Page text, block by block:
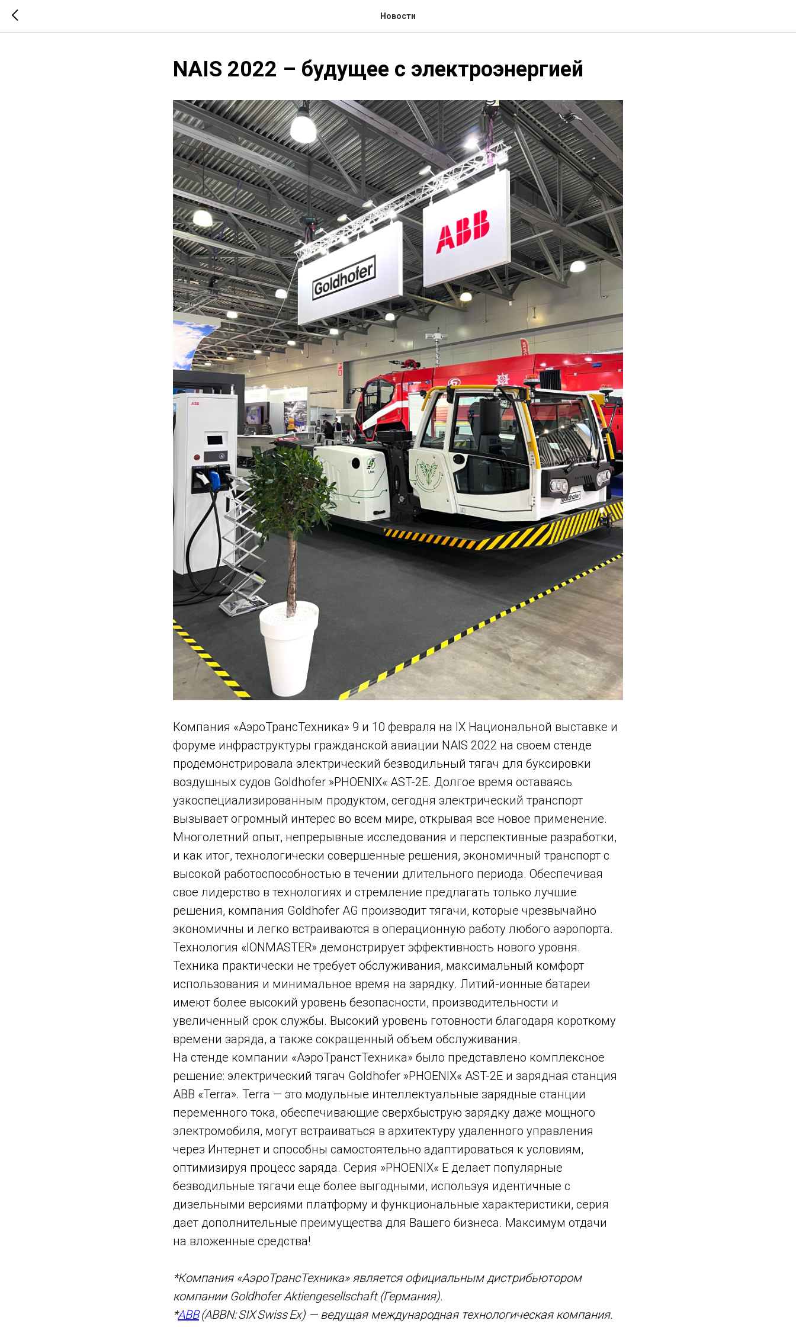
Новости
NAIS 2022 – будущее с электроэнергией
Компания «АэроТрансТехника» 9 и 10 февраля на IX Национальной выставке и
форуме инфраструктуры гражданской авиации NAIS 2022 на своем стенде
продемонстрировала электрический безводильный тягач для буксировки
воздушных судов Goldhofer »PHOENIX« AST-2E. Долгое время оставаясь
узкоспециализированным продуктом, сегодня электрический транспорт
вызывает огромный интерес во всем мире, открывая все новое применение.
Многолетний опыт, непрерывные исследования и перспективные разработки,
и как итог, технологически совершенные решения, экономичный транспорт с
высокой работоспособностью в течении длительного периода. Обеспечивая
свое лидерство в технологиях и стремление предлагать только лучшие
решения, компания Goldhofer AG производит тягачи, которые чрезвычайно
экономичны и легко встраиваются в операционную работу любого аэропорта.
Технология «IONMASTER» демонстрирует эффективность нового уровня.
Техника практически не требует обслуживания, максимальный комфорт
использования и минимальное время на зарядку. Литий-ионные батареи
имеют более высокий уровень безопасности, производительности и
увеличенный срок службы. Высокий уровень готовности благодаря короткому
времени заряда, а также сокращенный объем обслуживания.
На стенде компании «АэроТранстТехника» было представлено комплексное
решение: электрический тягач Goldhofer »PHOENIX« AST-2E и зарядная станция
ABB «Terra». Terra — это модульные интеллектуальные зарядные станции
переменного тока, обеспечивающие сверхбыструю зарядку даже мощного
электромобиля, могут встраиваться в архитектуру удаленного управления
через Интернет и способны самостоятельно адаптироваться к условиям,
оптимизируя процесс заряда. Серия »PHOENIX« E делает популярные
безводильные тягачи еще более выгодными, используя идентичные с
дизельными версиями платформу и функциональные характеристики, серия
дает дополнительные преимущества для Вашего бизнеса. Максимум отдачи
на вложенные средства!
*Компания «АэроТрансТехника» является официальным дистрибьютором
компании Goldhofer Aktiengesellschaft (Германия).
*ABB(ABBN: SIX Swiss Ex) — ведущая международная технологическая компания.